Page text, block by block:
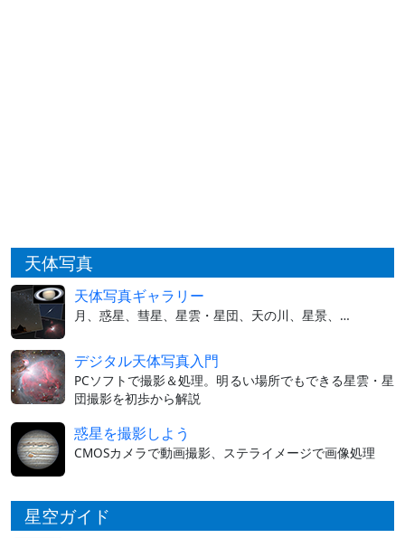
天体写真
天体写真ギャラリー
月、惑星、彗星、星雲・星団、天の川、星景、…
デジタル天体写真入門
PCソフトで撮影＆処理。明るい場所でもできる星雲・星
団撮影を初歩から解説
惑星を撮影しよう
CMOSカメラで動画撮影、ステライメージで画像処理
星空ガイド